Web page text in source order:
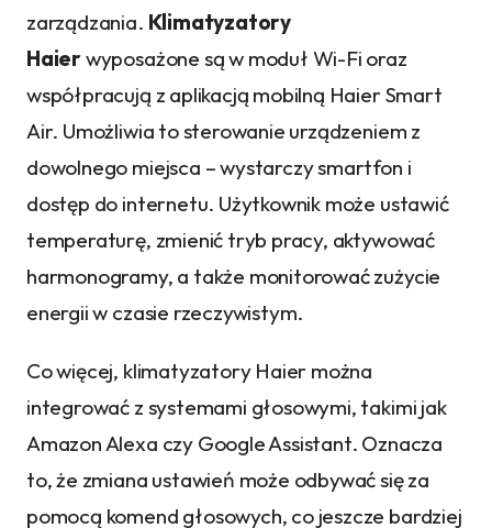
zarządzania. Klimatyzatory
Haierwyposażone są w moduł Wi-Fi oraz
współpracują z aplikacją mobilną Haier Smart
Air. Umożliwia to sterowanie urządzeniem z
dowolnego miejsca – wystarczy smartfon i
dostęp do internetu. Użytkownik może ustawić
temperaturę, zmienić tryb pracy, aktywować
harmonogramy, a także monitorować zużycie
energii w czasie rzeczywistym.
Co więcej, klimatyzatory Haier można
integrować z systemami głosowymi, takimi jak
Amazon Alexa czy Google Assistant. Oznacza
to, że zmiana ustawień może odbywać się za
pomocą komend głosowych, co jeszcze bardziej